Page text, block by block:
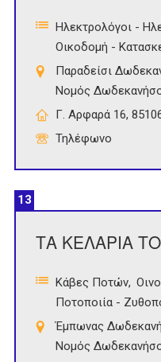
Ηλεκτρολόγοι -
Οικοδομή -
Παραδείσι
Νομός
Γ. Αρφαρά 16,
Τηλέφωνο
13
ΤΑ ΚΕΛΑΡΙΑ
Κάβες Ποτών
Ποτοποιία -
Έμπωνας
Νομός